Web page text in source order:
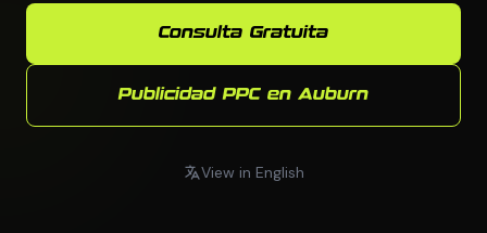
Consulta Gratuita
Publicidad PPC en Auburn
View in English